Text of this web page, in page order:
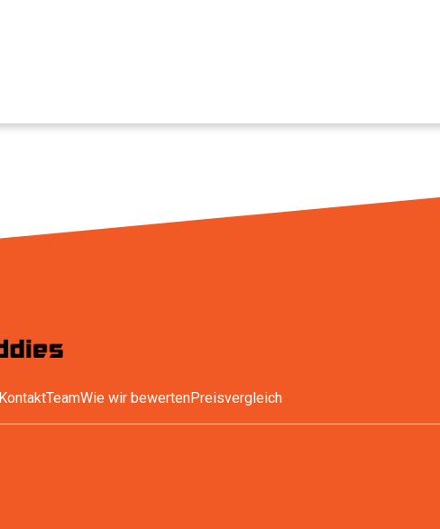
KontaktTeamWie wir bewertenPreisvergleich